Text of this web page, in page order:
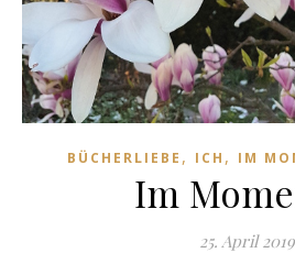
BÜCHERLIEBE , ICH , IM
Im
25. April 2019